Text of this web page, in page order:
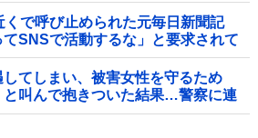
くで呼び止められた元毎日新聞記
SNSで活動するな」と要求されて
てしまい、被害女性を守るため
と叫んで抱きついた結果…警察に連
悲劇へ←機転を利かせた結果が裏目